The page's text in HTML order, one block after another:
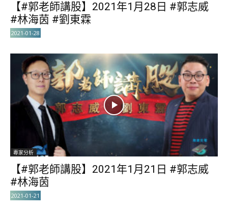
【#郭老師講股】2021年1月28日 #郭志威
#林海茵 #劉東霖
2021-01-28
專家分析
【#郭老師講股】2021年1月21日 #郭志威
#林海茵
2021-01-21